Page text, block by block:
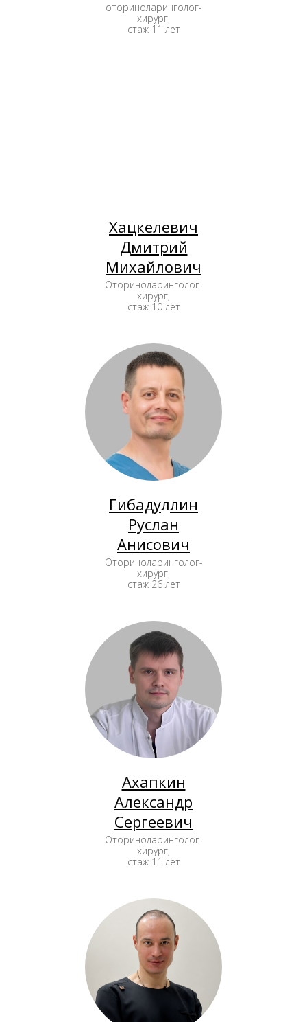
оториноларинголог-
хирург,
стаж 11 лет
Хацкелевич
Дмитрий
Михайлович
Оториноларинголог-
хирург,
стаж 10 лет
Гибадуллин
Руслан
Анисович
Оториноларинголог-
хирург,
стаж 26 лет
Ахапкин
Александр
Сергеевич
Оториноларинголог-
хирург,
стаж 11 лет